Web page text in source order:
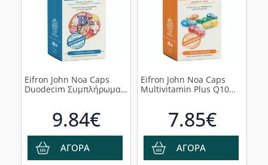
Eifron John Noa Caps
Duodecim Συμπλήρωμα
9.84€
ΑΓΟΡΑ
Eifron John Noa Caps
Multivitamin Plus Q10
7.85€
ΑΓΟΡΑ